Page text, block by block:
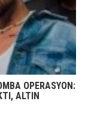
OPERASYON:
ALTIN